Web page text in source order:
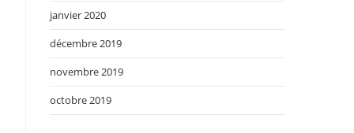
janvier 2020
décembre 2019
novembre 2019
octobre 2019